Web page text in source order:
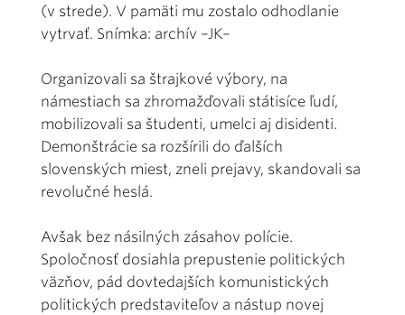
(v strede). V pamäti mu zostalo odhodlanie
vytrvať. Snímka: archív –JK–
Organizovali sa štrajkové výbory, na
námestiach sa zhromažďovali státisíce ľudí,
mobilizovali sa študenti, umelci aj disidenti.
Demonštrácie sa rozšírili do ďalších
slovenských miest, zneli prejavy, skandovali sa
revolučné heslá.
Avšak bez násilných zásahov polície.
Spoločnosť dosiahla prepustenie politických
väzňov, pád dovtedajších komunistických
politických predstaviteľov a nástup novej